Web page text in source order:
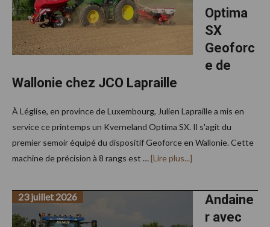
Optima
SX
Geoforc
e de
Wallonie chez JCO Lapraille
À Léglise, en province de Luxembourg, Julien Lapraille a mis en
service ce printemps un Kverneland Optima SX. Il s'agit du
premier semoir équipé du dispositif Geoforce en Wallonie. Cette
machine de précision à 8 rangs est …[Lire plus...]
Optima
Geoforce
de
Andaine
r avec
23 juillet 2026